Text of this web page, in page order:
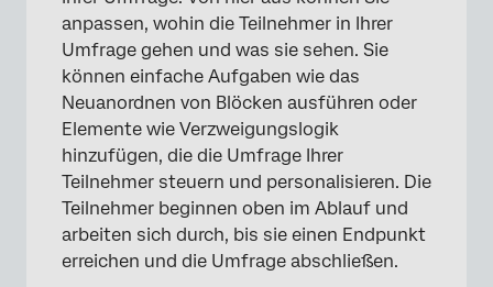
anpassen, wohin die Teilnehmer in Ihrer
Umfrage gehen und was sie sehen. Sie
können einfache Aufgaben wie das
Neuanordnen von Blöcken ausführen oder
Elemente wie Verzweigungslogik
hinzufügen, die die Umfrage Ihrer
Teilnehmer steuern und personalisieren. Die
Teilnehmer beginnen oben im Ablauf und
arbeiten sich durch, bis sie einen Endpunkt
erreichen und die Umfrage abschließen.